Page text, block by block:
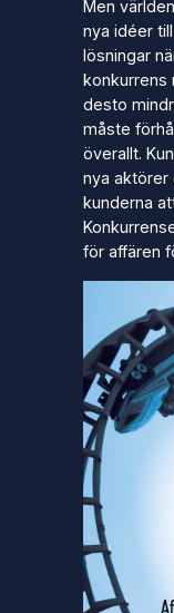
Men
nya idéer
lösningar
konkurrens
desto
måste
överallt.
nya
kunderna
för affären